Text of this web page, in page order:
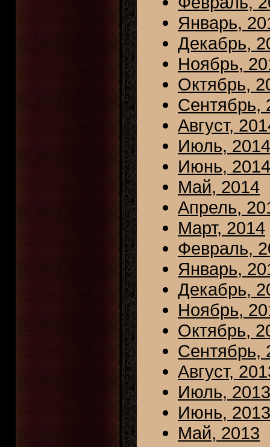
Январь,
Декабрь,
Ноябрь,
Октябрь,
Сентябрь,
Август,
Июль, 2014
Июнь, 2014
Май, 2014
Апрель,
Март, 2014
Февраль,
Январь,
Декабрь,
Ноябрь,
Октябрь,
Сентябрь,
Август,
Июль, 2013
Июнь, 2013
Май, 2013